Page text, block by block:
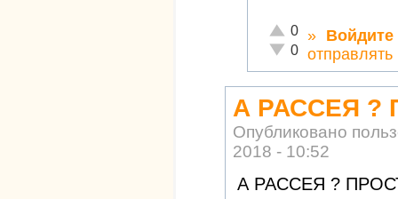
Отлично!
0
Неадекватно!
0
» Войдите
А РАССЕЯ ?
Опубликовано
2018 - 10:52
А РАССЕЯ ?